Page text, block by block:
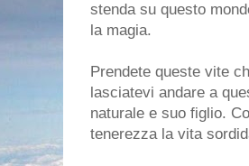
stenda su questo
la magia.
Prendete queste vite
lasciatevi andare a
naturale e suo figlio.
tenerezza la vita